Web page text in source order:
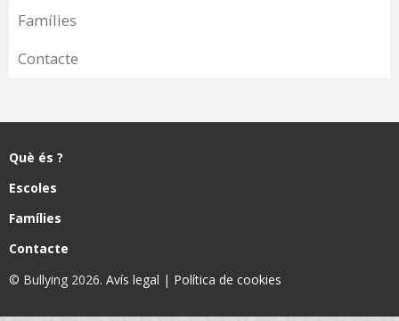
Famílies
Contacte
Què és ?
Escoles
Famílies
Contacte
© Bullying 2026. Avís legal | Política de cookies